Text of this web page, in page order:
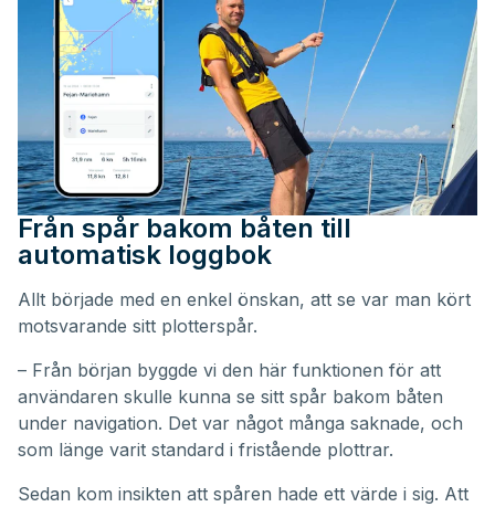
Från spår bakom båten till
automatisk loggbok
Allt började med en enkel önskan, att se var man kört
motsvarande sitt plotterspår.
– Från början byggde vi den här funktionen för att
användaren skulle kunna se sitt spår bakom båten
under navigation. Det var något många saknade, och
som länge varit standard i fristående plottrar.
Sedan kom insikten att spåren hade ett värde i sig. Att